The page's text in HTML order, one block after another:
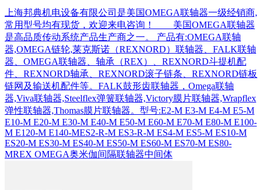
上海邦典机电设备有限公司是美国OMEGA联轴器一级经销商,
常用型号均有现货，欢迎来电咨询！ 美国OMEGA联轴器
是高品质传动系统产品生产商之一。 产品有:OMEGA联轴
器,OMEGA链轮,莱克斯诺（REXNORD）联轴器、FALK联轴
器、OMEGA联轴器、轴承（REX）、REXNORD斗提机配
件、REXNORD轴承、REXNORD滚子链条、REXNORD链板
链网及输送机配件等。FALK鼓形齿联轴器，Omega联轴
器,Viva联轴器,Steelflex弹簧联轴器,Victory膜片联轴器,Wrapflex
弹性联轴器,Thomas膜片联轴器。型号:E2-M E3-M E4-M E5-M
E10-M E20-M E30-M E40-M E50-M E60-M E70-M E80-M E100-
M E120-M E140-MES2-R-M ES3-R-M ES4-M ES5-M ES10-M
ES20-M ES30-M ES40-M ES50-M ES60-M ES70-M ES80-
MREX OMEGA奥米伽间隔联轴器中间体